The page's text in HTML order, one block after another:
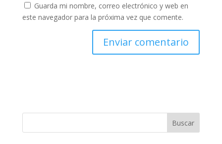
Guarda mi nombre, correo electrónico y web en
este navegador para la próxima vez que comente.
Buscar